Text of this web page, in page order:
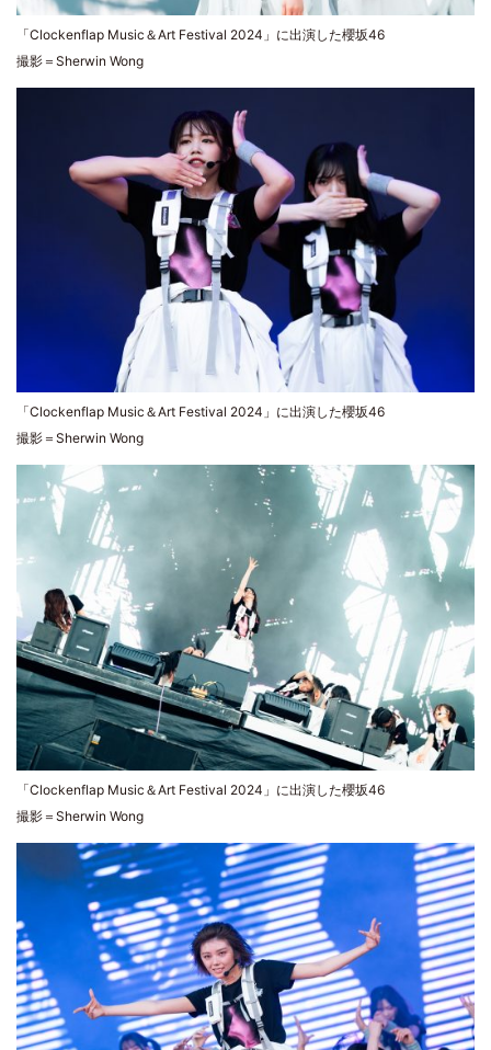
「Clockenflap Music＆Art Festival 2024」に出演した櫻坂46
撮影＝Sherwin Wong
「Clockenflap Music＆Art Festival 2024」に出演した櫻坂46
撮影＝Sherwin Wong
「Clockenflap Music＆Art Festival 2024」に出演した櫻坂46
撮影＝Sherwin Wong